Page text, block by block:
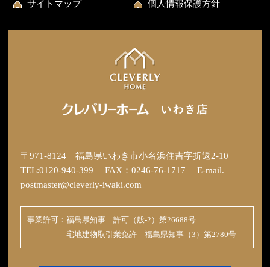
サイトマップ 個人情報保護方針
〒971-8124 福島県いわき市小名浜住吉字折返2-10
TEL:0120-940-399 FAX：0246-76-1717 E-mail.
postmaster@cleverly-iwaki.com
事業許可：福島県知事 許可（般-2）第26688号
宅地建物取引業免許 福島県知事（3）第2780号